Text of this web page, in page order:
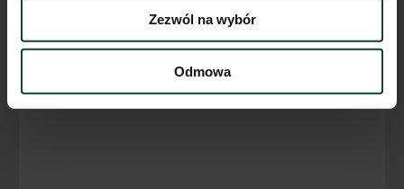
Zezwól na wybór
Odmowa